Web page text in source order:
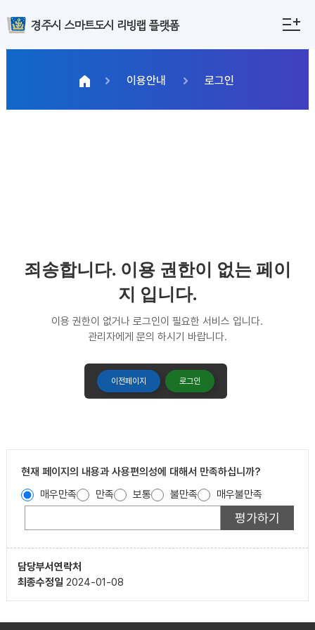
경주시 스마트도시 리빙랩 플랫폼
이용안내 로그인
죄송합니다. 이용 권한이 없는 페이
지 입니다.
이용 권한이 없거나 로그인이 필요한 서비스 입니다.
관리자에게 문의 하시기 바랍니다.
이전페이지 로그인
현재 페이지의 내용과 사용편의성에 대해서 만족하십니까?
매우만족
만족 보통 불만족 매우불만족
담당부서연락처
최종수정일 2024-01-08